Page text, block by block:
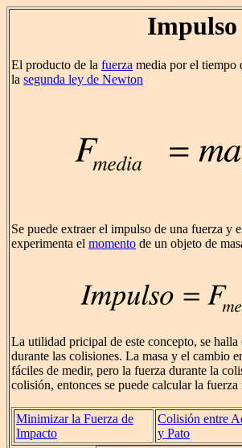
Impulso
El producto de la fuerza media por el tiempo
la segunda ley de Newton
Se puede extraer el impulso de una fuerza y
experimenta el momento de un objeto de
La utilidad pricipal de este concepto, se
durante las colisiones. La masa y el cambio
fáciles de medir, pero la fuerza durante la
colisión, entonces se puede calcular la
Minimizar la Fuerza de
Impacto
Colisión entre
y Pato